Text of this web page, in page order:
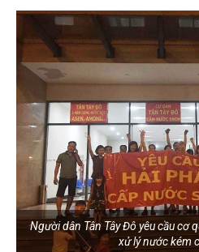
Người dân Tân Tây Đô yêu cầu cơ
xử lý nước kém